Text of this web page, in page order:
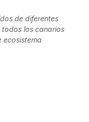
de diferentes
todos los canarios
ecosistema